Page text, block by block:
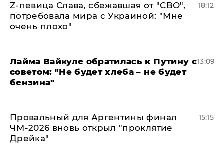
Z-певица Слава, сбежавшая от "СВО",
потребовала мира с Украиной: "Мне
очень плохо"
18:12
Лайма Вайкуле обратилась к Путину с
советом: "Не будет хлеба – не будет
бензина"
13:09
Провальный для Аргентины финал
ЧМ-2026 вновь открыл "проклятие
Дрейка"
15:15